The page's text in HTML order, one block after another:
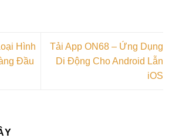
Hình
Đầu
Tải App ON68 – Ứng Dụng
Di Động Cho Android Lẫn
iOS